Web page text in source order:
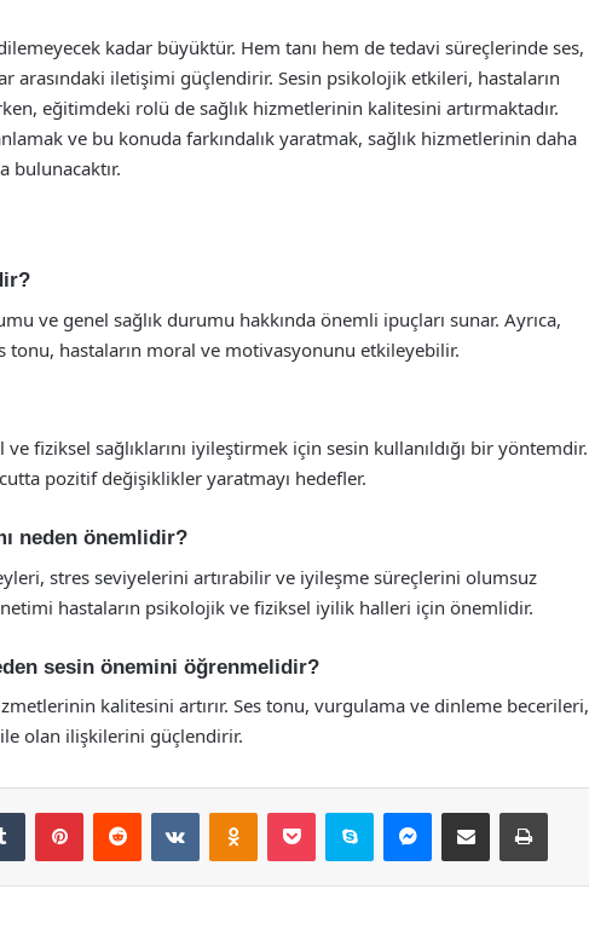
kadar büyüktür. Hem tanı hem de tedavi süreçlerinde ses,
arasındaki iletişimi güçlendirir. Sesin psikolojik etkileri, hastaların
eğitimdeki rolü de sağlık hizmetlerinin kalitesini artırmaktadır.
ve bu konuda farkındalık yaratmak, sağlık hizmetlerinin daha
bulunacaktır.
ve genel sağlık durumu hakkında önemli ipuçları sunar. Ayrıca,
tonu, hastaların moral ve motivasyonunu etkileyebilir.
fiziksel sağlıklarını iyileştirmek için sesin kullanıldığı bir yöntemdir.
pozitif değişiklikler yaratmayı hedefler.
neden önemlidir?
stres seviyelerini artırabilir ve iyileşme süreçlerini olumsuz
hastaların psikolojik ve fiziksel iyilik halleri için önemlidir.
sesin önemini öğrenmelidir?
kalitesini artırır. Ses tonu, vurgulama ve dinleme becerileri,
olan ilişkilerini güçlendirir.
Tumblr PinterestReddit VKontakteOdnoklassniki
Pocket Skype Messenger
E-Posta ile paylaş Yazdır